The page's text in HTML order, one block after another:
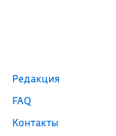
Редакция
FAQ
Контакты